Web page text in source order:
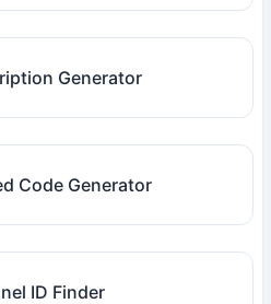
Generator
Code Generator
ID Finder